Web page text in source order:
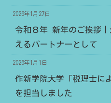
2026年1月27日
令和８年 新年のご挨拶
えるパートナーとして
2026年1月1日
作新学院大学「税理士に
を担当しました